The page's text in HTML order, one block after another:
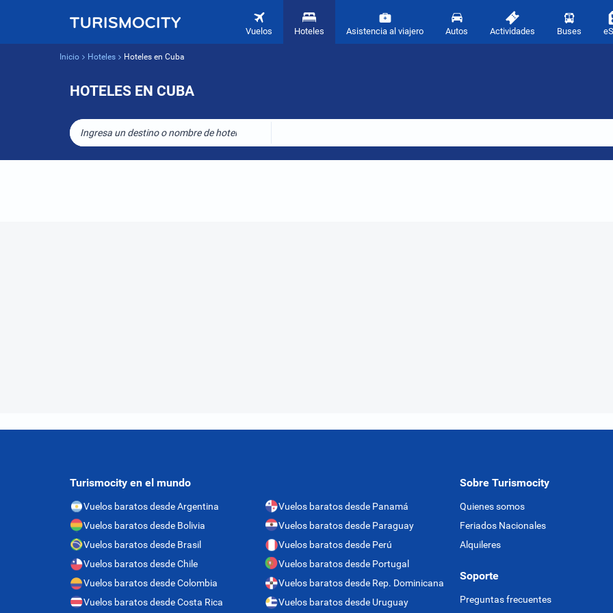
Vuelos Hoteles Asistencia al viajero Autos Actividades Buses
Inicio Hoteles Hoteles en Cuba
HOTELES EN CUBA
Ingresa un destino o nombre de hotel
Turismocity en el mundo
Vuelos baratos desde Argentina
Vuelos baratos desde Bolivia
Vuelos baratos desde Brasil
Vuelos baratos desde Chile
Vuelos baratos desde Colombia
Vuelos baratos desde Costa Rica
Vuelos baratos desde Panamá
Vuelos baratos desde Paraguay
Vuelos baratos desde Perú
Vuelos baratos desde Portugal
Vuelos baratos desde Rep. Dominicana
Vuelos baratos desde Uruguay
Sobre Turismocity
Quienes somos
Feriados Nacionales
Alquileres
Soporte
Preguntas frecuentes